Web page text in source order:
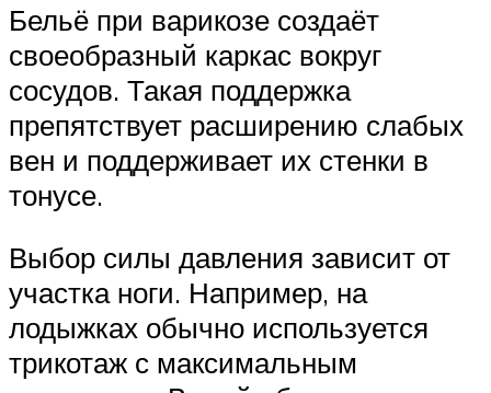
Бельё при варикозе создаёт
своеобразный каркас вокруг
сосудов. Такая поддержка
препятствует расширению слабых
вен и поддерживает их стенки в
тонусе.
Выбор силы давления зависит от
участка ноги. Например, на
лодыжках обычно используется
трикотаж с максимальным